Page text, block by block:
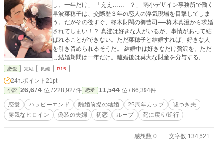
し、一年だけ」 「ええ……！？」 弱小デザイン事務所で働く
早波菜穂子は、交際歴３年の恋人の浮気現場を目撃してしま
う。だがその後すぐ、柊木財閥の御曹司──柊木真澄から求婚
されてしまい！？ 真澄は好きな人がいるが、事情があって結
ばれることができない。ただ菜穂子と結婚すれば、好きな人
を引き留められるそうだ。 結婚中は好きなだけ贅沢を。ただ
し結婚期間は一年だけ。離婚後は莫大な財産を分与する。 そ
んな条件を出す真澄に、菜穂子は失恋のショックから自暴自
生活は予想を裏切る快適さで、菜穂子は戸惑いつつも、真澄
と距離を縮めていく。しかし真澄には、好きな人がいる。２
５歳も年上の聡明な女性が。 惹かれる気持ちを隠して菜穂子
は真澄の恋を応援しようと奮闘するけれど、なかなか上手く
いかなくて……。 それもそのはず。真澄は大嘘つきだったの
の嘘を見破る妻の、甘く切ない新婚生活。 ※他のサイトにも
恋愛 完結 長編 R15
24h.ポイント 21pt
小説 26,674 位 / 228,927件 恋愛 11,544 位 / 66,394件
恋愛 ハッピーエンド 離婚前提の結婚 25周年カップ
噓つき夫
勝気なヒロイン
偽装の夫婦 初恋 ループ 死に戻り/逆行
感想数 0
文字数 134,621